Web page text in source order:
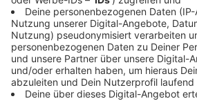
Wirtschaftsfaktor am Niederrhein
Anzeige
Fast alle Gäste kommen aus